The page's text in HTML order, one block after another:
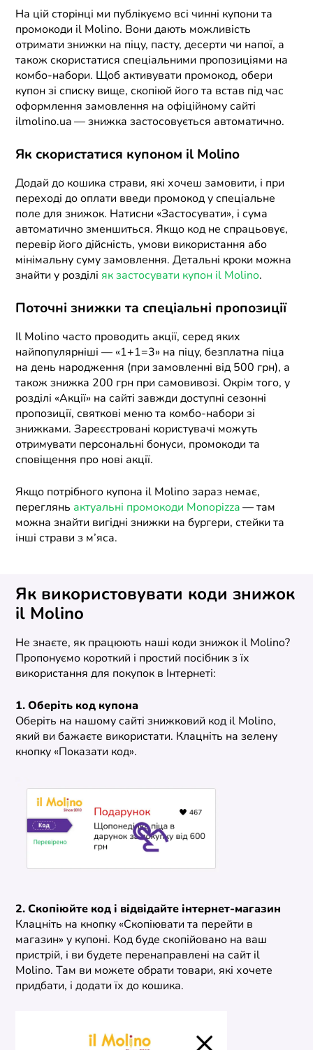
На цій сторінці ми публікуємо всі чинні купони та
промокоди il Molino. Вони дають можливість
отримати знижки на піцу, пасту, десерти чи напої, а
також скористатися спеціальними пропозиціями на
комбо-набори. Щоб активувати промокод, обери
купон зі списку вище, скопіюй його та встав під час
оформлення замовлення на офіційному сайті
ilmolino.ua — знижка застосовується автоматично.
Як скористатися купоном il Molino
Додай до кошика страви, які хочеш замовити, і при
переході до оплати введи промокод у спеціальне
поле для знижок. Натисни «Застосувати», і сума
автоматично зменшиться. Якщо код не спрацьовує,
перевір його дійсність, умови використання або
мінімальну суму замовлення. Детальні кроки можна
знайти у розділі як застосувати купон il Molino.
Поточні знижки та спеціальні пропозиції
Il Molino часто проводить акції, серед яких
найпопулярніші — «1+1=3» на піцу, безплатна піца
на день народження (при замовленні від 500 грн), а
також знижка 200 грн при самовивозі. Окрім того, у
розділі «Акції» на сайті завжди доступні сезонні
пропозиції, святкові меню та комбо-набори зі
знижками. Зареєстровані користувачі можуть
отримувати персональні бонуси, промокоди та
сповіщення про нові акції.
Якщо потрібного купона il Molino зараз немає,
переглянь актуальні промокоди Monopizza — там
можна знайти вигідні знижки на бургери, стейки та
інші страви з м’яса.
Як використовувати коди знижок
il Molino
Не знаєте, як працюють наші коди знижок il Molino?
Пропонуємо короткий і простий посібник з їх
використання для покупок в Інтернеті:
1. Оберіть код купона
Оберіть на нашому сайті знижковий код il Molino,
який ви бажаєте використати. Клацніть на зелену
кнопку «Показати код».
2. Скопіюйте код і відвідайте інтернет-магазин
Клацніть на кнопку «Скопіювати та перейти в
магазин» у купоні. Код буде скопійовано на ваш
пристрій, і ви будете перенаправлені на сайт il
Molino. Там ви можете обрати товари, які хочете
придбати, і додати їх до кошика.